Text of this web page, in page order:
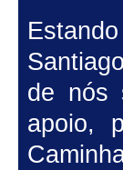
de nós
apoio,